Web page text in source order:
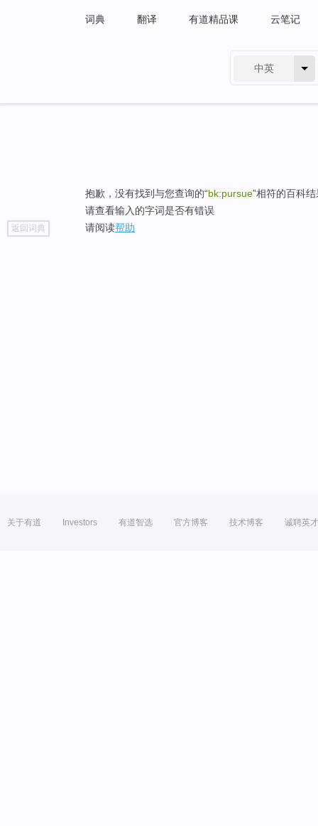
词典 翻译 有道精品课 云笔记
中英
go
top
返回词典
抱歉，没有找到与您查询的“bk:pursue”相符的百科
请查看输入的字词是否有错误
请阅读帮助
关于有道 Investors 有道智选 官方博客 技术博客 诚聘英才